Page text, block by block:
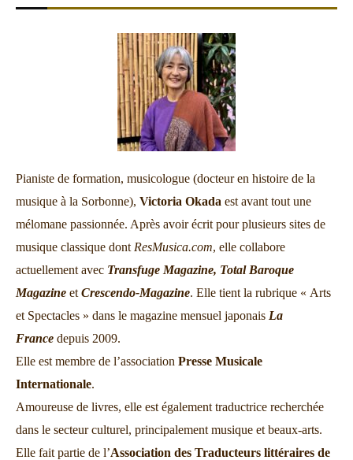
Pianiste de formation, musicologue (docteur en histoire de la
musique à la Sorbonne), Victoria Okada est avant tout une
mélomane passionnée. Après avoir écrit pour plusieurs sites de
musique classique dont ResMusica.com, elle collabore
actuellement avec Transfuge Magazine, Total Baroque
Magazine et Crescendo-Magazine. Elle tient la rubrique « Arts
et Spectacles » dans le magazine mensuel japonais La
France depuis 2009.
Elle est membre de l’association Presse Musicale
Internationale.
Amoureuse de livres, elle est également traductrice recherchée
dans le secteur culturel, principalement musique et beaux-arts.
Elle fait partie de l’Association des Traducteurs littéraires de